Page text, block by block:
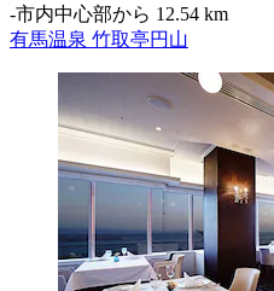
‐市内中心部から 12.54 km
有馬温泉 竹取亭円山